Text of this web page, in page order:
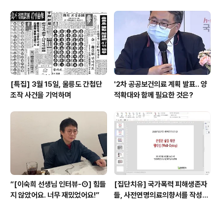
[특집] 3월 15일, 울릉도 간첩단
조작 사건을 기억하며
'2차 공공보건의료 계획 발표.. 양
적확대와 함께 필요한 것은?
“[이숙희 선생님 인터뷰-①] 힘들
지 않았어요. 너무 재밌었어요!”
[집단치유] 국가폭력 피해생존자
들, 사전연명의료의향서를 작성하